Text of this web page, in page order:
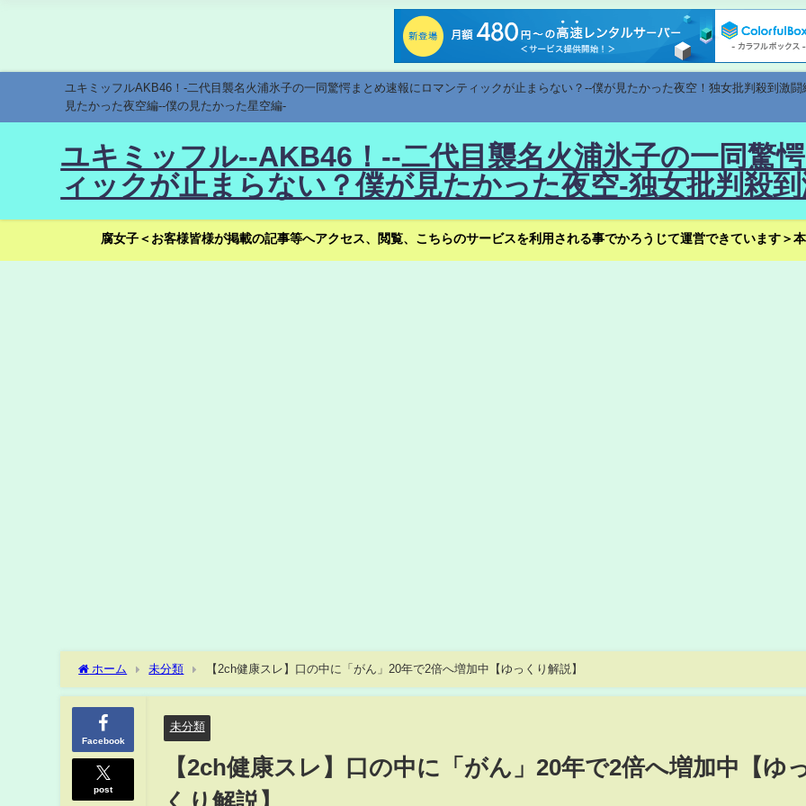
ユキミッフルAKB46！-二代目襲名火浦氷子の一同驚愕まとめ速報にロマンティックが止まらない？--僕が見たかった夜空！独女批判殺到激
見たかった夜空編--僕の見たかった星空編-
ユキミッフル--AKB46！--二代目襲名火浦氷子の一同驚
ィックが止まらない？僕が見たかった夜空-独女批判殺
腐女子＜お客様皆様が掲載の記事等へアクセス、閲覧、こちらのサービスを利用される事でかろうじて運営できています＞
ホーム 未分類 【2ch健康スレ】口の中に「がん」20年で2倍へ増加中【ゆっくり解説】
Facebook
post
未分類
【2ch健康スレ】口の中に「がん」20年で2倍へ増加中【ゆ
くり解説】